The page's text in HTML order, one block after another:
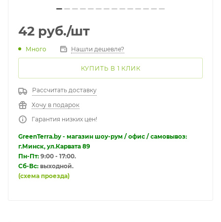
42 руб./шт
Много Нашли дешевле?
КУПИТЬ В 1 КЛИК
Рассчитать доставку
Хочу в подарок
Гарантия низких цен!
GreenTerra.by - магазин шоу-рум / офис / самовывоз:
г.Минск, ул.Карвата 89
Пн-Пт: 9:00 - 17:00.
Сб-Вс: выходной.
(схема проезда)